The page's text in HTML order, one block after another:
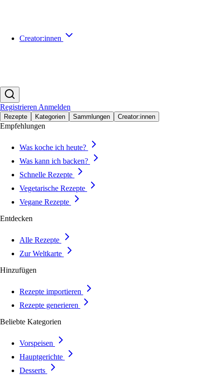
Creator:innen
Registrieren Anmelden
Rezepte Kategorien Sammlungen Creator:innen
Empfehlungen
Was koche ich heute?
Was kann ich backen?
Schnelle Rezepte
Vegetarische Rezepte
Vegane Rezepte
Entdecken
Alle Rezepte
Zur Weltkarte
Hinzufügen
Rezepte importieren
Rezepte generieren
Beliebte Kategorien
Vorspeisen
Hauptgerichte
Desserts